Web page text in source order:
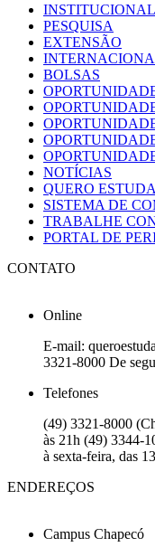
INSTITUCIONAL
PESQUISA
EXTENSÃO
BOLSAS
NOTÍCIAS
QUERO
SISTEMA DE
TRABALHE
PORTAL DE
CONTATO
Online
E-mail:
3321-8000 De
Telefones
(49) 3321-8000
às 21h (49) 3344-
à sexta-feira, das
ENDEREÇOS
Campus Chapecó